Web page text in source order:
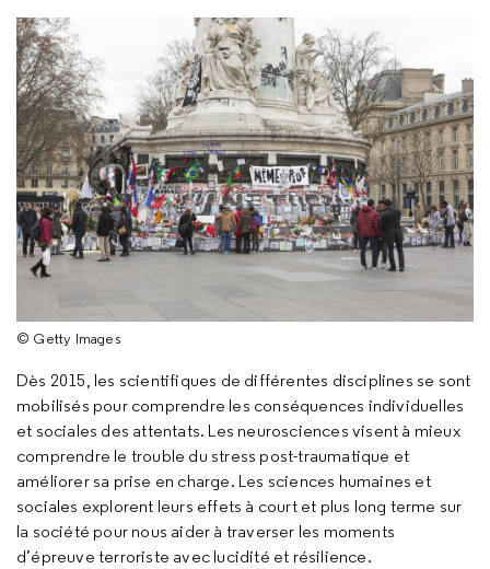
© Getty Images
Dès 2015, les scientifiques de différentes disciplines se sont
mobilisés pour comprendre les conséquences individuelles
et sociales des attentats. Les neurosciences visent à mieux
comprendre le trouble du stress post-traumatique et
améliorer sa prise en charge. Les sciences humaines et
sociales explorent leurs effets à court et plus long terme sur
la société pour nous aider à traverser les moments
d’épreuve terroriste avec lucidité et résilience.